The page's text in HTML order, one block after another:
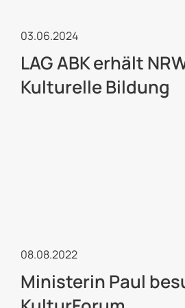
03.06.2024
LAG ABK erhält
Kulturelle Bildung
08.08.2022
Ministerin Paul